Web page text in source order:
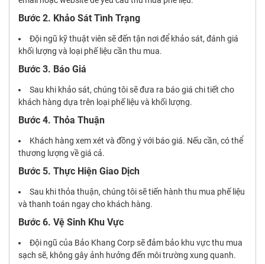
Bước 2. Khảo Sát Tình Trạng
Đội ngũ kỹ thuật viên sẽ đến tận nơi để khảo sát, đánh giá
khối lượng và loại phế liệu cần thu mua.
Bước 3. Báo Giá
Sau khi khảo sát, chúng tôi sẽ đưa ra báo giá chi tiết cho
khách hàng dựa trên loại phế liệu và khối lượng.
Bước 4. Thỏa Thuận
Khách hàng xem xét và đồng ý với báo giá. Nếu cần, có thể
thương lượng về giá cả.
Bước 5. Thực Hiện Giao Dịch
Sau khi thỏa thuận, chúng tôi sẽ tiến hành thu mua phế liệu
và thanh toán ngay cho khách hàng.
Bước 6. Vệ Sinh Khu Vực
Đội ngũ của Bảo Khang Corp sẽ đảm bảo khu vực thu mua
sạch sẽ, không gây ảnh hưởng đến môi trường xung quanh.